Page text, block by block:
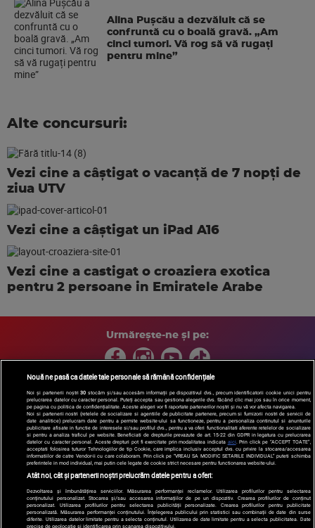
Alina Pușcău a dezvăluit că se
confruntă cu o boală gravă. „Am
cinci tumori. Vă rog să vă rugați
pentru mine”
Alte concursuri:
Vezi cine a câștigat o vacanță de 7 nopți de
ziua UTV
Vezi cine a câștigat un iPad A16
Vezi cine a castigat o croaziera exotica
pentru 2 persoane in Emiratele Arabe
Urmărește-ne și pe:
Copyright © 2026 / DIGI ROMANIA S.A.
Arhiva
Comunicate de presă Politica de confidentialitate
Termeni
si conditii
Gestionați preferințele| Contact/Info Codul etic
Nouă ne pasă ca datele tale personale să rămână confidențiale
Noi și partenerii noștri30 stocăm și/sau accesăm informații pe dispozitivul dvs., precum identificatorii cookie unici pentru
prelucrarea datelor cu caracter personal. Puteți accepta sau gestiona alegerile dvs. făcând clic mai jos sau în orice moment,
pe pagina cu politica de confidențialitate. Aceste alegeri vor fi raportate partenerilor noștri și nu vă vor afecta navigarea.
Noi si partenerii nostri (retelele de socializare si agentiile de publicitate partenere, precum si furnizorii nostri de servicii de
date analitice) prelucram date pentru a permite website-ului sa functioneze, pentru a personaliza continutul si anunturile
publicitare afisate in functie de interesele si/sau profilul dvs., pentru a va oferi functionalitati aferente retelelor de socializare
si pentru a analiza traficul pe website. Beneficiati de drepturile prevazute de art. 15-22 din GDPR in legatura cu prelucrarea
datelor cu caracter personal. Aceste drepturi pot fi exercitate prin modalitatea indicata aici. Prin click pe “ACCEPT TOATE”,
acceptati folosirea tuturor Tehnologiilor de tip Cookie, care implica inclusiv acceptul dvs. cu privire la stocarea/accesarea
informatiilor de catre Vendor-ii cu care colaboram. Prin click pe “VREAU SA MODIFIC SETARILE INDIVIDUAL” puteti schimba
preferintele in mod individual, mai putin cele legate de cookie strict necesare pentru functionarea website-ului.
Atât noi, cât și partenerii noștri prelucrăm datele pentru a oferi:
Dezvoltarea și îmbunătățirea serviciilor. Măsurarea performanței reclamelor. Utilizarea profilurilor pentru selectarea
conținutului personalizat. Stocarea și/sau accesarea informațiilor de pe un dispozitiv. Crearea profilurilor de conținut
personalizat. Utilizarea profilurilor pentru selectarea publicității personalizate. Crearea profilurilor pentru publicitate
personalizată. Măsurarea performanței conținutului. Înțelegerea publicului prin statistici sau combinații de date din surse
diferite. Utilizarea datelor limitate pentru a selecta conținutul. Utilizarea de date limitate pentru a selecta publicitatea. Date
precise de geolocație și identificarea prin scanarea dispozitivului.